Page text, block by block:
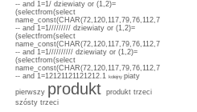
-- and 1=1/ dziewiaty or (1,2)=
(selectfrom(select
-- and 1=1///////// dziewiaty or (1,2)=
(selectfrom(select
-- and 1=1////////// dziewiaty or (1,2)=
(selectfrom(select
-- and 1=12121121121212.1 kolejny piaty
pierwszy produkt produkt trzeci
szósty trzeci